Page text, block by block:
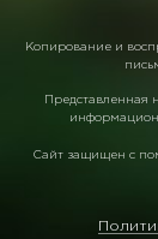
Копирование и
Представленная
Сайт защищен с